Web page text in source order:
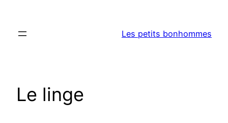
contenu
Les petits bonhommes
Le linge